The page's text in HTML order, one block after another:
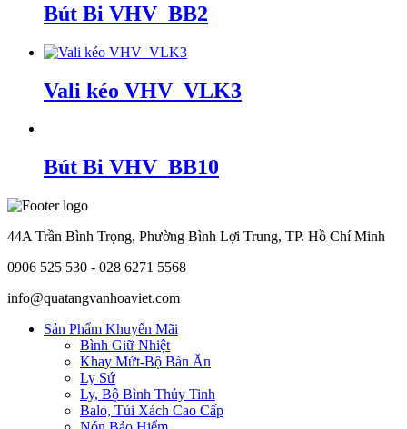
Bút Bi VHV_BB2
Vali kéo VHV_VLK3
Bút Bi VHV_BB10
44A Trần Bình Trọng, Phường Bình Lợi Trung, TP. Hồ Chí Minh
0906 525 530 - 028 6271 5568
info@quatangvanhoaviet.com
Sản Phẩm Khuyến Mãi
Bình Giữ Nhiệt
Khay Mứt-Bộ Bàn Ăn
Ly Sứ
Ly, Bộ Bình Thủy Tinh
Balo, Túi Xách Cao Cấp